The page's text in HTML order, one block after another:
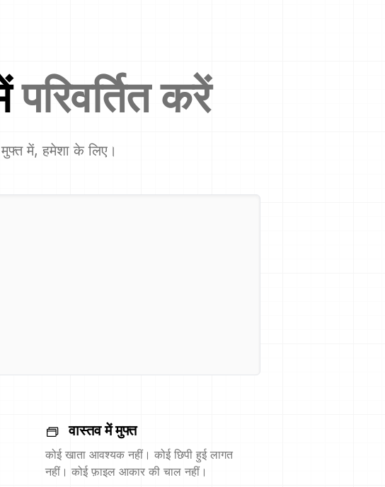
परिवर्तित करें
मुफ्त में, हमेशा के लिए।
वास्तव में मुफ्त
कोई खाता आवश्यक नहीं। कोई छिपी हुई लागत
नहीं। कोई फ़ाइल आकार की चाल नहीं।